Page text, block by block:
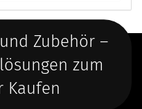
Zubehör –
zum
Kaufen